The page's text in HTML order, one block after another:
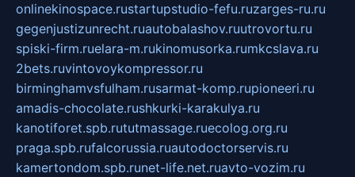
onlinekinospace.rustartupstudio-fefu.ruzarges-ru.ru
gegenjustizunrecht.ruautobalashov.ruutrovortu.ru
spiski-firm.ruelara-m.rukinomusorka.rumkcslava.ru
2bets.ruvintovoykompressor.ru
birminghamvsfulham.rusarmat-komp.rupioneeri.ru
amadis-chocolate.rushkurki-karakulya.ru
kanotiforet.spb.rututmassage.ruecolog.org.ru
praga.spb.rufalcorussia.ruautodoctorservis.ru
kamertondom.spb.runet-life.net.ruavto-vozim.ru